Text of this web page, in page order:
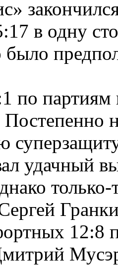
в одну
было
по партиям
удачный
только-
12:8